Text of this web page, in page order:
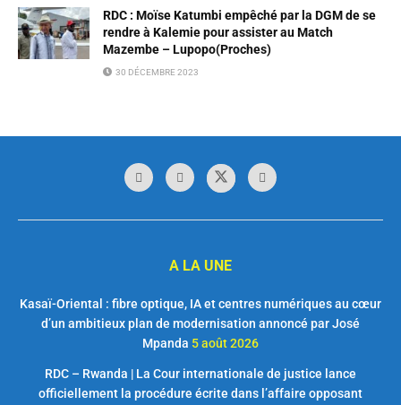
RDC : Moïse Katumbi empêché par la DGM de se
rendre à Kalemie pour assister au Match
Mazembe – Lupopo(Proches)
30 DÉCEMBRE 2023
A LA UNE
Kasaï-Oriental : fibre optique, IA et centres numériques au cœur
d’un ambitieux plan de modernisation annoncé par José
Mpanda 5 août 2026
RDC – Rwanda | La Cour internationale de justice lance
officiellement la procédure écrite dans l’affaire opposant